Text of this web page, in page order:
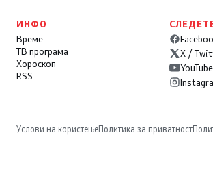
ИНФО
Време
ТВ програма
Хороскоп
RSS
X /
YouTube
Услови на користењеПолитика за приватност